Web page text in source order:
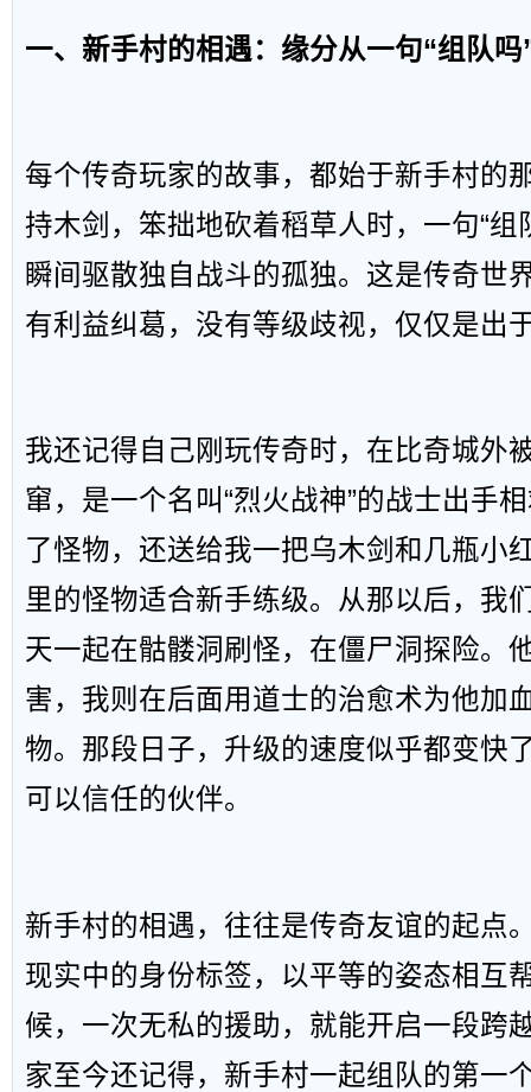
一、新手村的相遇：缘分从一句“组队吗
每个传奇玩家的故事，都始于新手村的
持木剑，笨拙地砍着稻草人时，一句“组
瞬间驱散独自战斗的孤独。这是传奇世
有利益纠葛，没有等级歧视，仅仅是出
我还记得自己刚玩传奇时，在比奇城外
窜，是一个名叫“烈火战神”的战士出手
了怪物，还送给我一把乌木剑和几瓶小
里的怪物适合新手练级。从那以后，我
天一起在骷髅洞刷怪，在僵尸洞探险。
害，我则在后面用道士的治愈术为他加
物。那段日子，升级的速度似乎都变快
可以信任的伙伴。
新手村的相遇，往往是传奇友谊的起点
现实中的身份标签，以平等的姿态相互
候，一次无私的援助，就能开启一段跨
家至今还记得，新手村一起组队的第一